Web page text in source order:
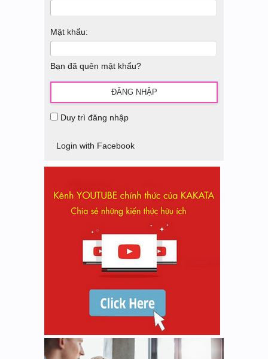
Mật khẩu:
Bạn đã quên mật khẩu?
Duy trì đăng nhập
Login with Facebook